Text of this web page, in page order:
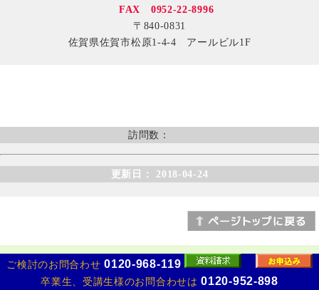
ご検討のお問合わせ0120-968-119
卒業生、受講生様のお問合わせは0120-952-898
FAX 0952-22-8996
〒840-0831
佐賀県佐賀市松原1-4-4 アールビル1F
訪問数：
更新日： 2018-04-24
Copyright (C) 2017 HotLineWorld Co.,Ltd. All Rights Reserved.